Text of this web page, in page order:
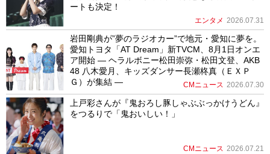
ートも決定！
エンタメ 2026.07.31
岩田剛典が”夢のラジオカー”で地元・愛知に夢を。
愛知トヨタ「AT Dream」新TVCM、8月1日オンエ
ア開始 ― ヘラルボニー松田崇弥・松田文登、AKB
48 八木愛月、キッズダンサー長瀬柊真（ＥＸＰ
Ｇ）が集結 ―
CMニュース 2026.07.30
上戸彩さんが『鬼おろし豚しゃぶぶっかけうどん』
をつるりで「鬼おいしい！」
CMニュース 2026.07.21